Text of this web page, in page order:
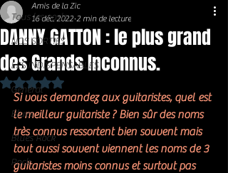
Tous les posts
NOS SORTIES
LES INDISPENSABLES
Général
Blues
Blues Rock
Rock
DANNY GATTON : le plus grand
des Grands Inconnus.
Amis de la Zic
16 déc. 2022 2 min de lecture
Noté NaN étoiles sur 5.
Si vous demandez aux guitaristes, quel est
le meilleur guitariste ? Bien sûr des noms
très connus ressortent bien souvent mais
tout aussi souvent viennent les noms de 3
guitaristes moins connus et surtout pas